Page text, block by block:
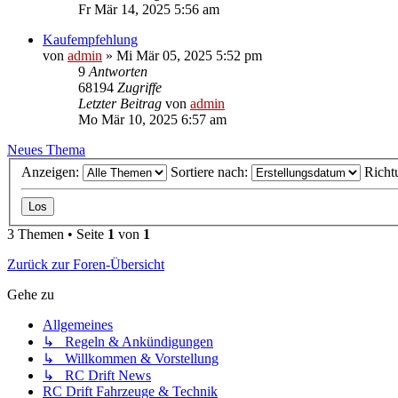
Fr Mär 14, 2025 5:56 am
Kaufempfehlung
von admin » Mi Mär 05, 2025 5:52 pm
9 Antworten
68194 Zugriffe
Letzter Beitrag von admin
Mo Mär 10, 2025 6:57 am
Neues Thema
Anzeigen:
Sortiere nach:
3 Themen • Seite 1 von 1
Zurück zur Foren-Übersicht
Gehe zu
Allgemeines
↳ Regeln & Ankündigungen
↳ Willkommen & Vorstellung
↳ RC Drift News
RC Drift Fahrzeuge & Technik